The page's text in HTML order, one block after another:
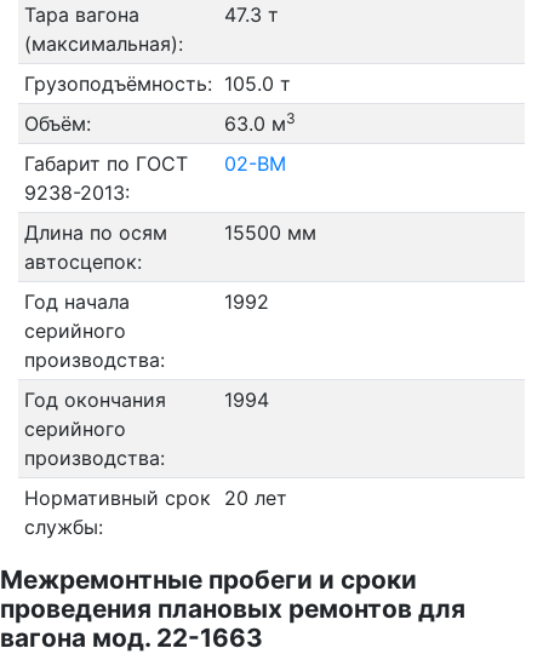
Тара вагона
(максимальная):
47.3 т
Грузоподъёмность: 105.0 т
Объём:
63.0 м3
Габарит по ГОСТ
9238-2013:
02-ВМ
Длина по осям
автосцепок:
15500 мм
Год начала
серийного
производства:
1992
Год окончания
серийного
производства:
1994
Нормативный срок
службы:
20 лет
Межремонтные пробеги и сроки
проведения плановых ремонтов для
вагона мод. 22-1663